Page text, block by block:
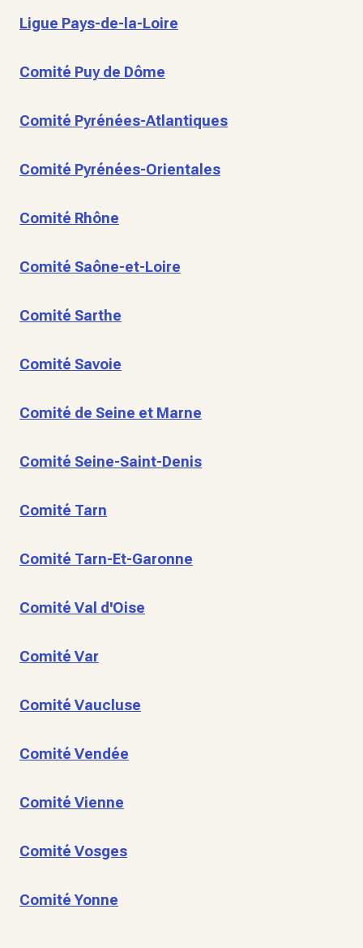
Ligue Pays-de-la-Loire
Comité Puy de Dôme
Comité Pyrénées-Atlantiques
Comité Pyrénées-Orientales
Comité Rhône
Comité Saône-et-Loire
Comité Sarthe
Comité Savoie
Comité de Seine et Marne
Comité Seine-Saint-Denis
Comité Tarn
Comité Tarn-Et-Garonne
Comité Val d'Oise
Comité Var
Comité Vaucluse
Comité Vendée
Comité Vienne
Comité Vosges
Comité Yonne